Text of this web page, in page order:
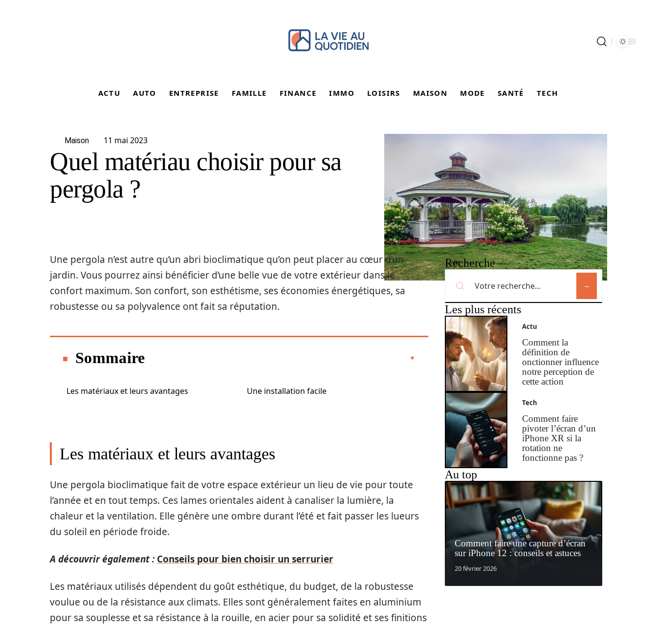
ACTU AUTO ENTREPRISE FAMILLE FINANCE IMMO LOISIRS MAISON MODE SANTÉ TECH
Maison 11 mai 2023
Quel matériau choisir pour sa
pergola ?
Une pergola n’est autre qu’un abri bioclimatique qu’on peut placer au cœur d’un
jardin. Vous pourrez ainsi bénéficier d’une belle vue de votre extérieur dans le
confort maximum. Son confort, son esthétisme, ses économies énergétiques, sa
robustesse ou sa polyvalence ont fait sa réputation.
Sommaire
Les matériaux et leurs avantages Une installation facile
Les matériaux et leurs avantages
Une pergola bioclimatique fait de votre espace extérieur un lieu de vie pour toute
l’année et en tout temps. Ces lames orientales aident à canaliser la lumière, la
chaleur et la ventilation. Elle génère une ombre durant l’été et fait passer les lueurs
du soleil en période froide.
A découvrir également : Conseils pour bien choisir un serrurier
Les matériaux utilisés dépendent du goût esthétique, du budget, de la robustesse
voulue ou de la résistance aux climats. Elles sont généralement faites en aluminium
pour sa souplesse et sa résistance à la rouille, en acier pour sa solidité et ses finitions
Recherche
Les plus récents
Actu
Comment la
définition de
onctionner influence
notre perception de
cette action
Tech
Comment faire
pivoter l’écran d’un
iPhone XR si la
rotation ne
fonctionne pas ?
Au top
Comment faire une capture d’écran
sur iPhone 12 : conseils et astuces
20 février 2026